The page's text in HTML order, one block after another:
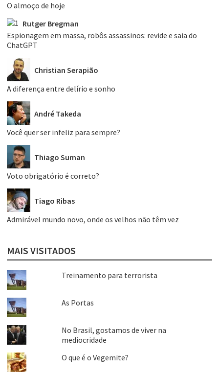
O almoço de hoje
Rutger Bregman
Espionagem em massa, robôs assassinos: revide e saia do
ChatGPT
Christian Serapião
A diferença entre delírio e sonho
André Takeda
Você quer ser infeliz para sempre?
Thiago Suman
Voto obrigatório é correto?
Tiago Ribas
Admirável mundo novo, onde os velhos não têm vez
MAIS VISITADOS
Treinamento para terrorista
As Portas
No Brasil, gostamos de viver na
mediocridade
O que é o Vegemite?